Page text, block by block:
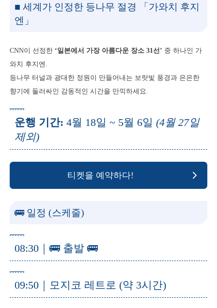
■ 세계가 인정한 등나무 절경 「가와치 후지
엔」
CNN이 선정한 ‘일본에서 가장 아름다운 장소 31선’ 중 하나인 가
와치 후지엔.
등나무 터널과 광대한 정원이 만들어내는 보랏빛 풍경과 은은한
향기에 둘러싸인 감동적인 시간을 만끽하세요.
운행 기간: 4월 18일 ~ 5월 6일 (4월 27일
제외)
티켓을 예약하다!
🚌 일정 (스케줄)
08:30｜🚌 출발 🚌
09:50｜모지코 레트로 (약 3시간)